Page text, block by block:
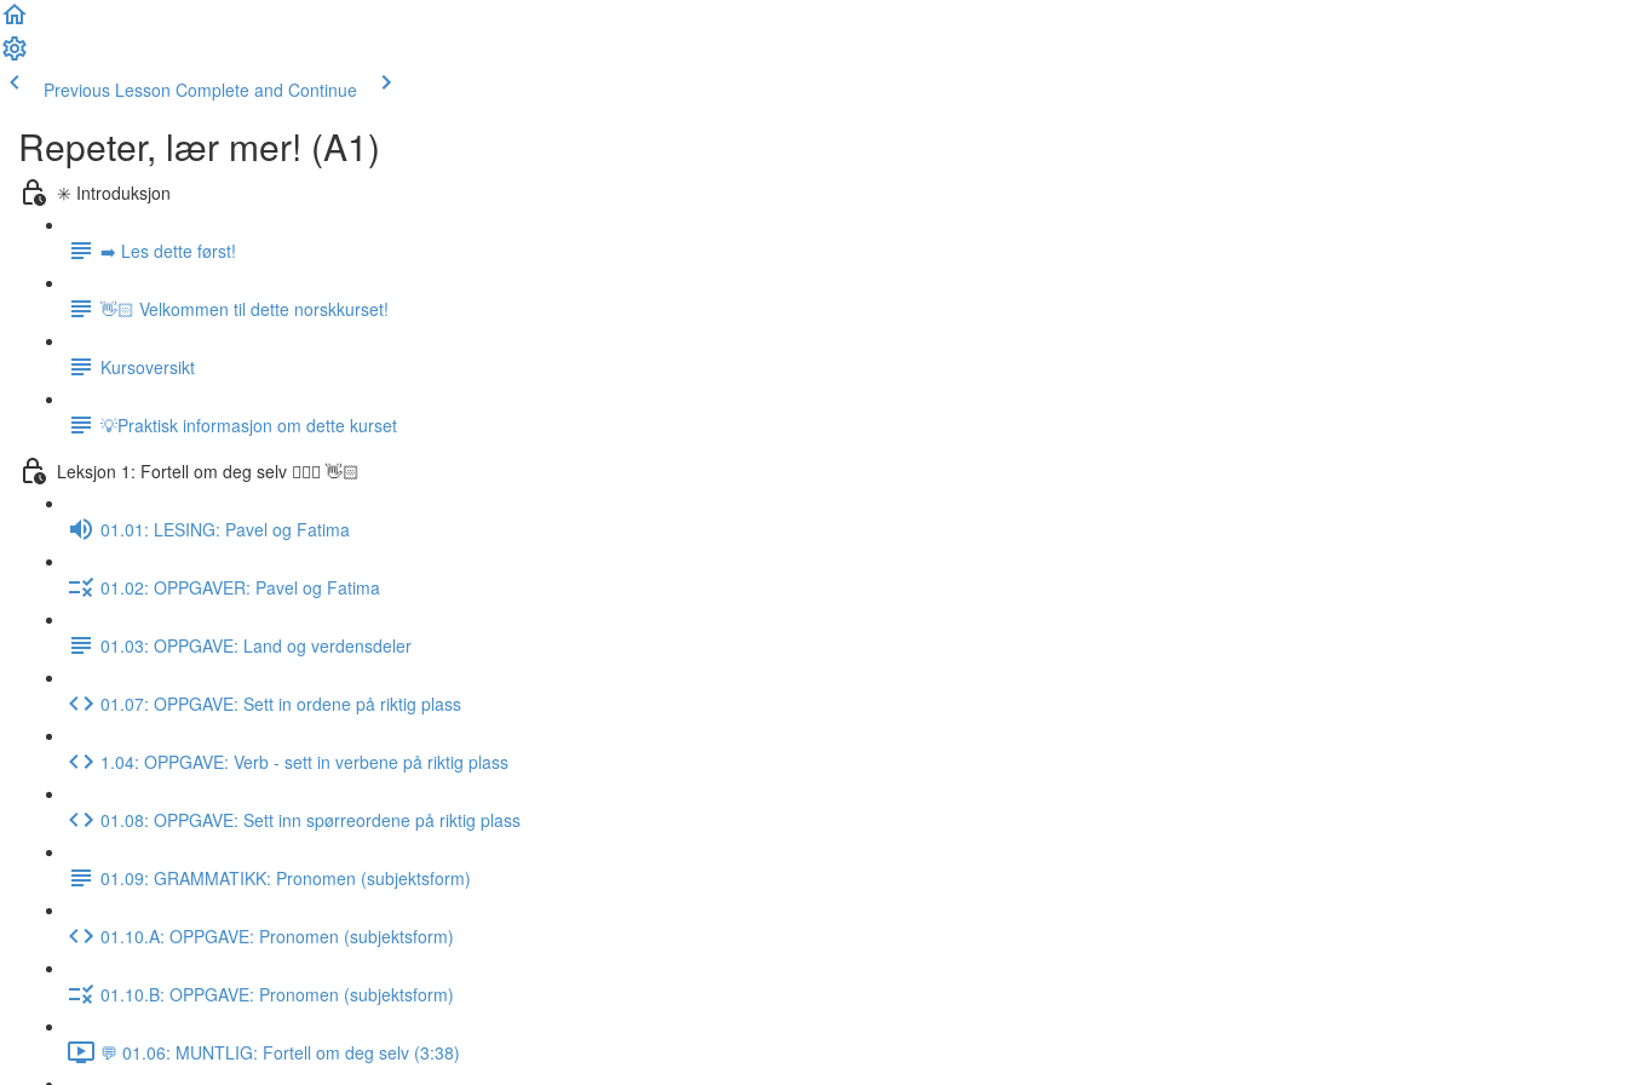
Previous Lesson Complete and Continue
Repeter, lær mer! (A1)
✳️ Introduksjon
➡️ Les dette først!
👋🏻 Velkommen til dette norskkurset!
Kursoversikt
💡Praktisk informasjon om dette kurset
Leksjon 1: Fortell om deg selv 🙋🏽‍♀️ 👋🏻
01.01: LESING: Pavel og Fatima
01.02: OPPGAVER: Pavel og Fatima
01.03: OPPGAVE: Land og verdensdeler
01.07: OPPGAVE: Sett in ordene på riktig plass
1.04: OPPGAVE: Verb - sett in verbene på riktig plass
01.08: OPPGAVE: Sett inn spørreordene på riktig plass
01.09: GRAMMATIKK: Pronomen (subjektsform)
01.10.A: OPPGAVE: Pronomen (subjektsform)
01.10.B: OPPGAVE: Pronomen (subjektsform)
💬 01.06: MUNTLIG: Fortell om deg selv (3:38)